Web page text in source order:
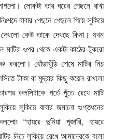
লোকটা তার ঘরের পেছনে রাখা
বাবার পেছনে পেছনে গিয়ে লুকিয়ে
কেউ তাকে দেখছে কিনা। যখন
মাটির ওপর থেকে একটা কাঠের টুকরো
করলো। খোঁড়াখুঁড়ি শেষে মাটির নিচ
টাকা বা মুদ্রার কিছু কয়েন রাখলো
কলসিটাকে গর্তে পুঁতে রেখে মাটি
লুকিয়ে বাবার জমানো গুপ্তধনের
“হায়রে দুনিয়া পূজারি, হায়রে
নিচে লুকিয়ে রেখে আমাদেরকে বলো